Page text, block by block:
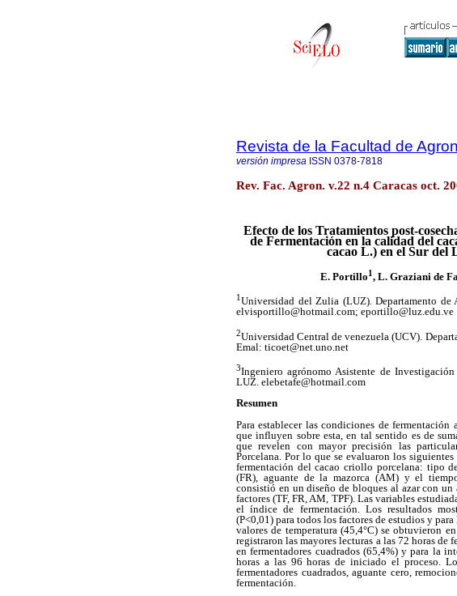
Revista de la Facultad de
versión impresa ISSN 0378-7818
Rev. Fac. Agron. v.22 n.4 Caracas oct.
Efecto de los Tratamientos post-
de Fermentación en la calidad del
cacao L.) en el Sur del
E. Portillo1, L. Graziani de
1Universidad del Zulia (LUZ). Departamento de
elvisportillo@hotmail.com; eportillo@luz.edu.ve
2Universidad Central de venezuela (UCV).
Emal: ticoet@net.uno.net
3Ingeniero agrónomo Asistente de
LUZ. elebetafe@hotmail.com
Resumen
Para establecer las condiciones de fermentación
que influyen sobre esta, en tal sentido es de
que revelen con mayor precisión las
Porcelana. Por lo que se evaluaron los
fermentación del cacao criollo porcelana: tipo
(FR), aguante de la mazorca (AM) y el
consistió en un diseño de bloques al azar con
factores (TF, FR, AM, TPF). Las variables
el índice de fermentación. Los resultados
(P<0,01) para todos los factores de estudios y
valores de temperatura (45,4°C) se obtuvieron
registraron las mayores lecturas a las 72 horas
en fermentadores cuadrados (65,4%) y para la
horas a las 96 horas de iniciado el proceso.
fermentadores cuadrados, aguante cero,
fermentación.